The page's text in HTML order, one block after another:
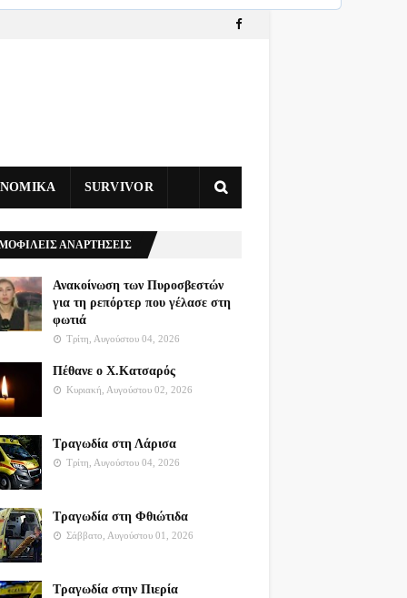
SURVIVOR
ΑΝΑΡΤΗΣΕΙΣ
Ανακοίνωση των Πυροσβεστών
για τη ρεπόρτερ που γέλασε στη
φωτιά
Τρίτη, Αυγούστου 04, 2026
Πέθανε ο Χ.Κατσαρός
Κυριακή, Αυγούστου 02, 2026
Τραγωδία στη Λάρισα
Τρίτη, Αυγούστου 04, 2026
Τραγωδία στη Φθιώτιδα
Σάββατο, Αυγούστου 01, 2026
Τραγωδία στην Πιερία